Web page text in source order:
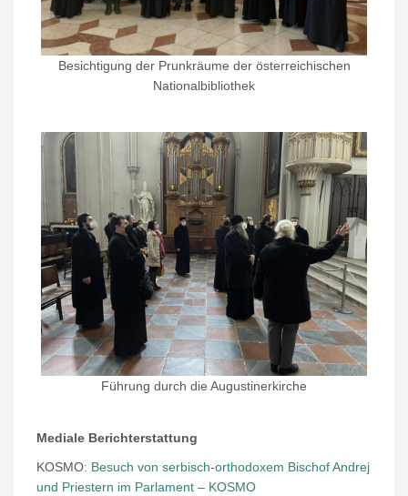
Besichtigung der Prunkräume der österreichischen
Nationalbibliothek
Führung durch die Augustinerkirche
Mediale Berichterstattung
KOSMO: Besuch von serbisch-orthodoxem Bischof Andrej
und Priestern im Parlament – KOSMO